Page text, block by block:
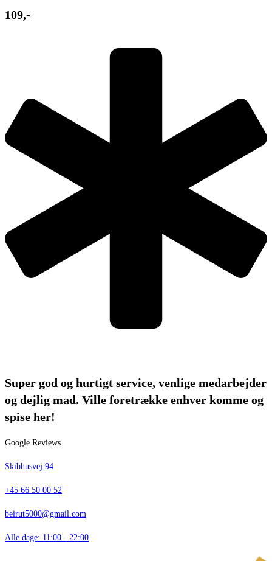
109,-
Super god og hurtigt service, venlige medarbejder
og dejlig mad. Ville foretrække enhver komme og
spise her!
Google Reviews
Skibhusvej 94
+45 66 50 00 52
beirut5000@gmail.com
Alle dage: 11:00 - 22:00